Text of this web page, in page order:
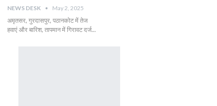
NEWS DESK May 2, 2025
अमृतसर, गुरदासपुर, पठानकोट में तेज
हवाएं और बारिश, तापमान में गिरावट दर्ज...